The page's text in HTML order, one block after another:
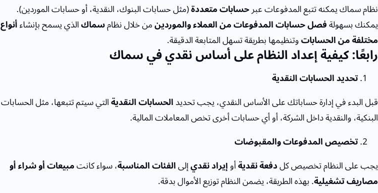
نظام سماك يمكنه تتبع المدفوعات عبرحسابات متعددة(مثل حسابات البنوك، النقدية، أو حسابات الموردين).
يمكنك بسهولةفصل حسابات المدفوعات من العملاء والموردينمن خلال نظامسماكالذي يسمح بإنشاءأنواع
مختلفة من الحساباتوتنظيمها بطريقة تسهل المتابعة الدقيقة.
رابعًا: كيفية إعداد النظام على أساس نقدي في سماك
تحديد الحسابات النقدية
قبل البدء في إدارة حساباتك على الأساس النقدي، يجب تحديدالحسابات النقديةالتي سيتم تتبعها، مثل الحسابات
البنكية، والنقدية داخل الشركة، أو أي حسابات أخرى تخص المعاملات المالية.
تخصيص المدفوعات والمقبوضات
يجب على النظام تخصيص كلدفعة نقديةأوإيراد نقديإلىالفئات المناسبة، سواء كانتمبيعات أو شراء أو
مصاريف تشغيلية. بهذه الطريقة، يضمن النظام توزيع الأموال بدقة.